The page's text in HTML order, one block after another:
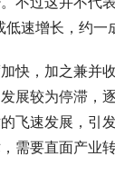
速增长，约一
，加之兼并
展较为停滞，
飞速发展，引
需要直面产业